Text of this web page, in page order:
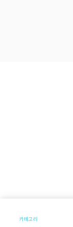
카테고리